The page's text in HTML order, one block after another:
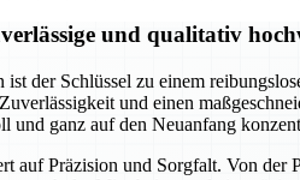
und qualitativ
der Schlüssel zu einem
und einen
und ganz auf den Neuanfang
Präzision und Sorgfalt. Von der